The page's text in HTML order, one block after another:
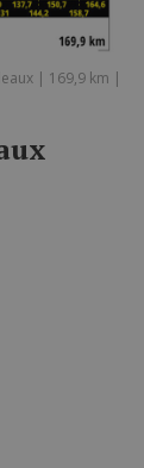
| 169,9 km |